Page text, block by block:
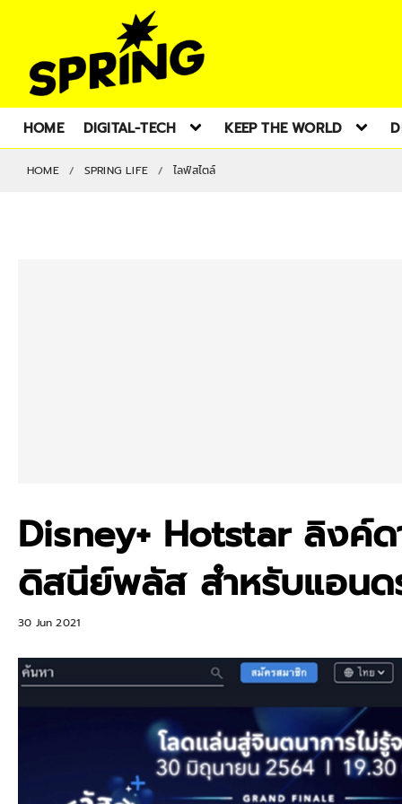
HOME DIGITAL-TECH KEEP THE WORLD
HOME SPRING LIFE ไลฟ์สไตล์
Disney+ Hotstar ลิงค์
ดิสนีย์พลัส สำหรับแอนด
30 Jun 2021